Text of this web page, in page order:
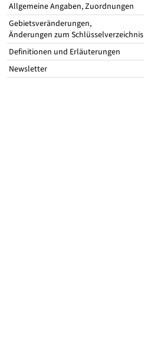
Allgemeine Angaben, Zuordnungen
Gebietsveränderungen,
Änderungen zum Schlüsselverzeichnis
Definitionen und Erläuterungen
Newsletter